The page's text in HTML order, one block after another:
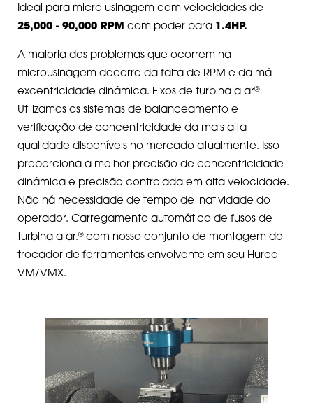
Ideal para micro usinagem com velocidades de
25,000 - 90,000 RPM com poder para 1.4HP.
A maioria dos problemas que ocorrem na
microusinagem decorre da falta de RPM e da má
excentricidade dinâmica. Eixos de turbina a ar®
Utilizamos os sistemas de balanceamento e
verificação de concentricidade da mais alta
qualidade disponíveis no mercado atualmente. Isso
proporciona a melhor precisão de concentricidade
dinâmica e precisão controlada em alta velocidade.
Não há necessidade de tempo de inatividade do
operador. Carregamento automático de fusos de
turbina a ar.®com nosso conjunto de montagem do
trocador de ferramentas envolvente em seu Hurco
VM/VMX.